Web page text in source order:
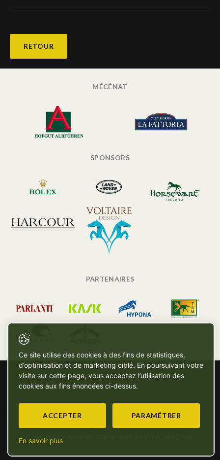
RETOUR
MÉCÉNAT
SPONSORS
PARTENAIRES
Copyright © SG - 2026 - Tous droits réservés
Powered by Artionet
Ce site utilise des cookies à des fins de statistiques,
d’optimisation et de marketing ciblé. En poursuivant votre
visite sur cette page, vous acceptez l’utilisation des
cookies aux fins énoncées ci-dessus.
ACCEPTER PARAMÉTRER
En savoir plus